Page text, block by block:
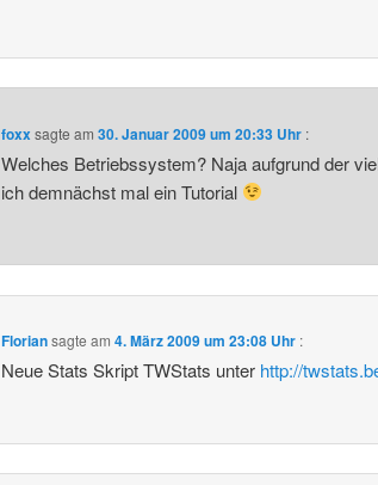
foxx sagte am 30. Januar 2009 um 20:33 Uhr :
Welches Betriebssystem? Naja aufgrund der
ich demnächst mal ein Tutorial
Floriansagte am 4. März 2009 um 23:08 Uhr :
Neue Stats Skript TWStats unter http://